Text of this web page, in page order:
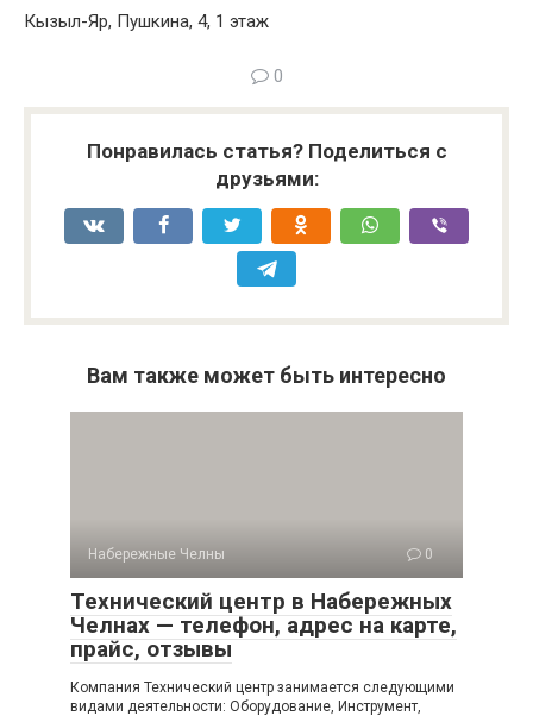
Кызыл-Яр, Пушкина, 4, 1 этаж
0
Понравилась статья? Поделиться с
друзьями:
Вам также может быть интересно
Набережные Челны 0
Технический центр в Набережных
Челнах — телефон, адрес на карте,
прайс, отзывы
Компания Технический центр занимается следующими
видами деятельности: Оборудование, Инструмент,